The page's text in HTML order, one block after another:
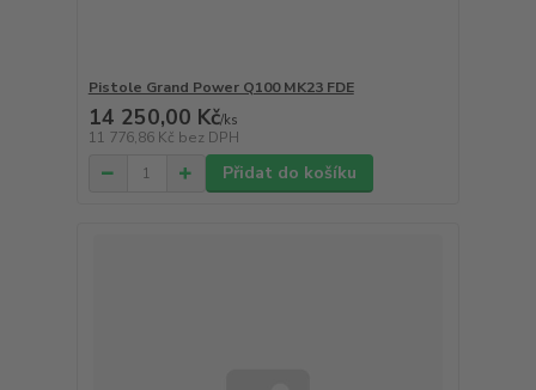
Pistole Grand Power Q100 MK23 FDE
14 250,00 Kč/ks
11 776,86 Kč bez DPH
Přidat do košíku